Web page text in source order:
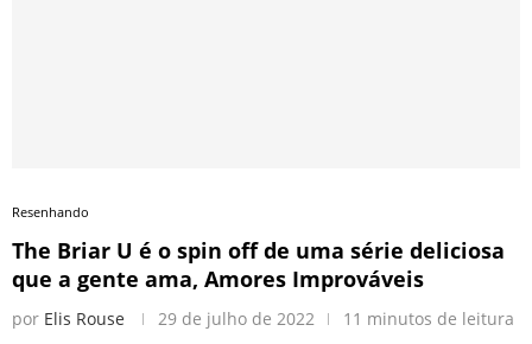
Resenhando
The Briar U é o spin off de uma série deliciosa
que a gente ama, Amores Improváveis
por Elis Rouse 29 de julho de 2022 11 minutos de leitura